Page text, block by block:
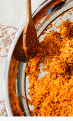
19
OKTOBER
2023
18
OKTOBER
2023